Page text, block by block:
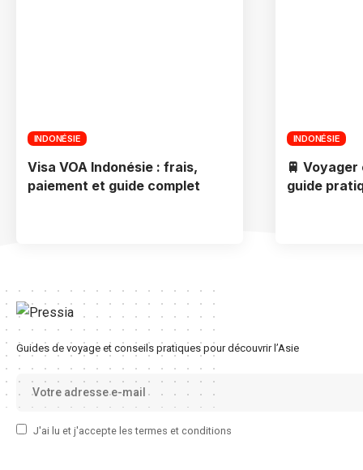
INDONÉSIE
Visa VOA Indonésie : frais,
paiement et guide complet
INDONÉSIE
🚆
guide
Guides de voyage et conseils pratiques pour découvrir l’Asie
J'ai lu et j'accepte les termes et conditions